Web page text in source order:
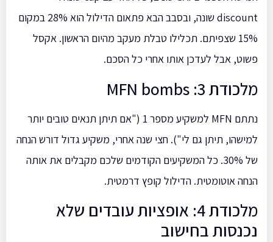
discount שונה, ובסבב הבא פתאום הדילול הוא 28% במקום
15% שצפיתם. תכלילו טבלת מעקב מהיום הראשון. אקסל
פשוט, אבל לעדכן אותו אחרי כל הסכם.
מלכודת 3: MFN bombs
נתתם MFN למשקיע מספר 1 ("אם תיתן תנאים טובים יותר
למישהו, תיתן גם לי"). חצי שנה אחרי, משקיע גדול דורש הנחה
של 30%. כל המשקיעים הקודמים שלכם מקבלים את אותה
הנחה אוטומטית. הדילול קופץ דרמטית.
מלכודת 4: אופציות עובדים שלא
נכנסות בחישוב